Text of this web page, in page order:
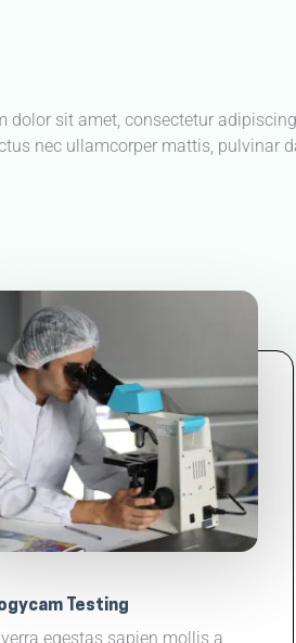
dolor sit amet, consectetur
nec ullamcorper mattis, pulvinar
Testing
egestas sapien mollis a